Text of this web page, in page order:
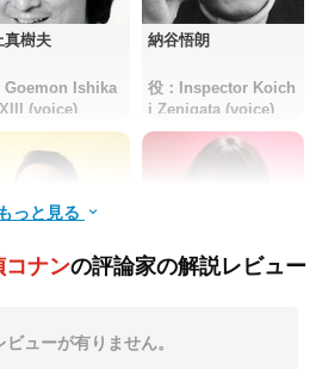
真樹夫
Goemon Ishika
(voice)
納谷悟朗
役：Inspector Koich
i Zenigata (voice)
Kogoro Mouri
役：Sonoko Suzuki
もっと見る
コナンの評論家の解説レビュー
ューが有りません。